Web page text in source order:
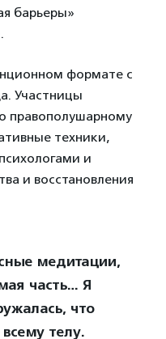
барьеры»
формате с
Участницы
правополушарному
техники,
и
и восстановления
медитации,
часть… Я
что
телу.